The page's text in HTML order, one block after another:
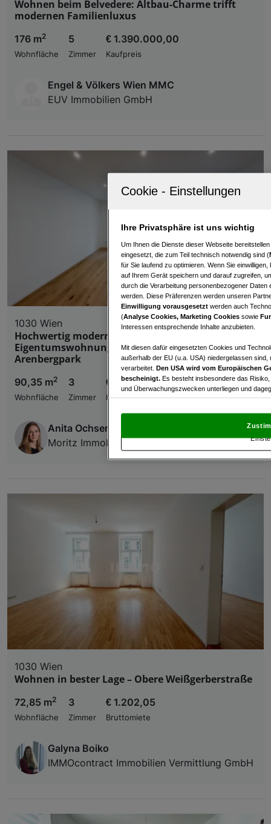
Wohnen beim Belvedere: Altbau-Charme trifft
modernen Familienluxus
176 m2
Wohnfläche
5
Zimmer
€ 1.390.000,00
Kaufpreis
Engel & Völkers Wien MMC
EUV Immobilien GmbH
1030 Wien
Hochwertig modern sanierte 3-Zimmer-
Eigentumswohnung nahe Rennweg &
Arenbergpark
90,35 m2
Wohnfläche
3
Zimmer
€ 585.000,00
Kaufpreis
Anita Ochsenhofer
Moritz Immobilien
1030 Wien
Wohnen in bester Lage – Obere Weißgerberstraße
72,85 m2
Wohnfläche
3
Zimmer
€ 1.202,05
Bruttomiete
Galyna Boiko
IMMOcontract Immobilien Vermittlung GmbH
Ihre Privatsphäre ist uns wichtig
Um Ihnen die Dienste dieser Webseite
eingesetzt, die zum Teil technisch notwendig sind (
für Sie laufend zu optimieren. Wenn Sie
auf Ihrem Gerät speichern und darauf zugreifen,
durch die Verarbeitung personenbezogener
werden. Diese Präferenzen werden unseren
Einwilligung vorausgesetzt werden auch
(Analyse Cookies, Marketing Cookies sowie
Interessen entsprechende Inhalte anzubieten.
Mit diesen dafür eingesetzten Cookies und
außerhalb der EU (u.a. USA) niedergelassen
verarbeitet. Den USA wird vom Europäischen
bescheinigt. Es besteht insbesondere das
und Überwachungszwecken unterliegen und
und Widerspruch gegen die Verarbeitung auf der
„Cookie Einstellungen“, die sich auf jeder Seite
Zugriff auf Informationen auf einem Endgerät.
und der Performance von Inhalten,